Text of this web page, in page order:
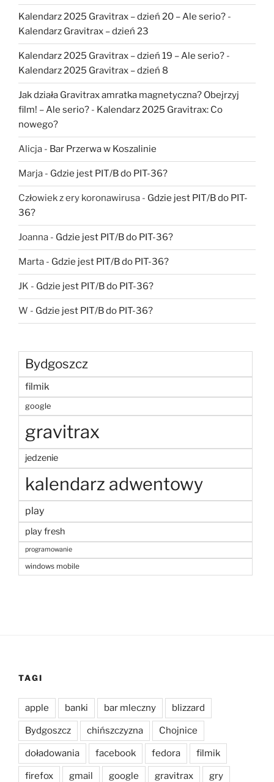
Kalendarz 2025 Gravitrax – dzień 20 – Ale serio? -
Kalendarz Gravitrax – dzień 23
Kalendarz 2025 Gravitrax – dzień 19 – Ale serio? -
Kalendarz 2025 Gravitrax – dzień 8
Jak działa Gravitrax amratka magnetyczna? Obejrzyj
film! – Ale serio? - Kalendarz 2025 Gravitrax: Co
nowego?
Alicja - Bar Przerwa w Koszalinie
Marja - Gdzie jest PIT/B do PIT-36?
Człowiek z ery koronawirusa - Gdzie jest PIT/B do PIT-
36?
Joanna - Gdzie jest PIT/B do PIT-36?
Marta - Gdzie jest PIT/B do PIT-36?
JK - Gdzie jest PIT/B do PIT-36?
W - Gdzie jest PIT/B do PIT-36?
Bydgoszcz
filmik
google
gravitrax
jedzenie
kalendarz adwentowy
play
play fresh
programowanie
windows mobile
TAGI
apple banki bar mleczny blizzard
Bydgoszcz chińszczyzna Chojnice
doładowania facebook fedora filmik
firefox gmail google gravitrax gry